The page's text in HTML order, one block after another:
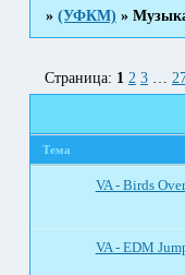
» (УФКМ) »
Страница: 1 2 3
Тема
VA - Birds
VA - EDM